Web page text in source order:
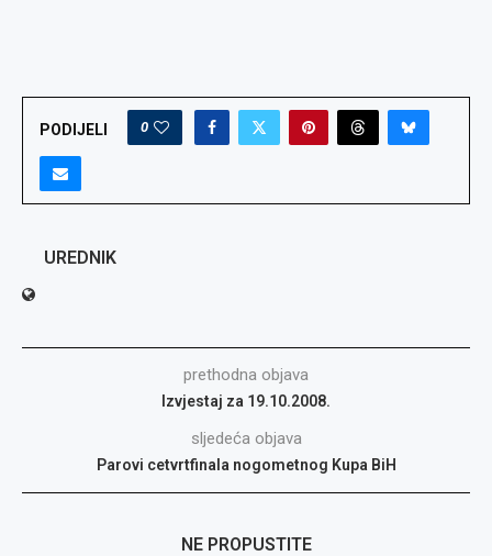
PODIJELI 0
UREDNIK
prethodna objava
Izvjestaj za 19.10.2008.
sljedeća objava
Parovi cetvrtfinala nogometnog Kupa BiH
NE PROPUSTITE